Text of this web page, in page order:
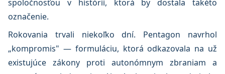
spoločnosťou v histórii, ktorá by dostala takéto
označenie.
Rokovania trvali niekoľko dní. Pentagon navrhol
„kompromis" — formuláciu, ktorá odkazovala na už
existujúce zákony proti autonómnym zbraniam a